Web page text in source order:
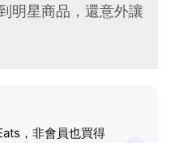
明星商品，還意外讓